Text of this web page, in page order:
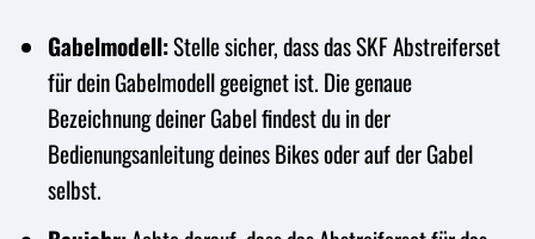
Gabelmodell:Stelle sicher, dass das SKF Abstreiferset
für dein Gabelmodell geeignet ist. Die genaue
Bezeichnung deiner Gabel findest du in der
Bedienungsanleitung deines Bikes oder auf der Gabel
selbst.